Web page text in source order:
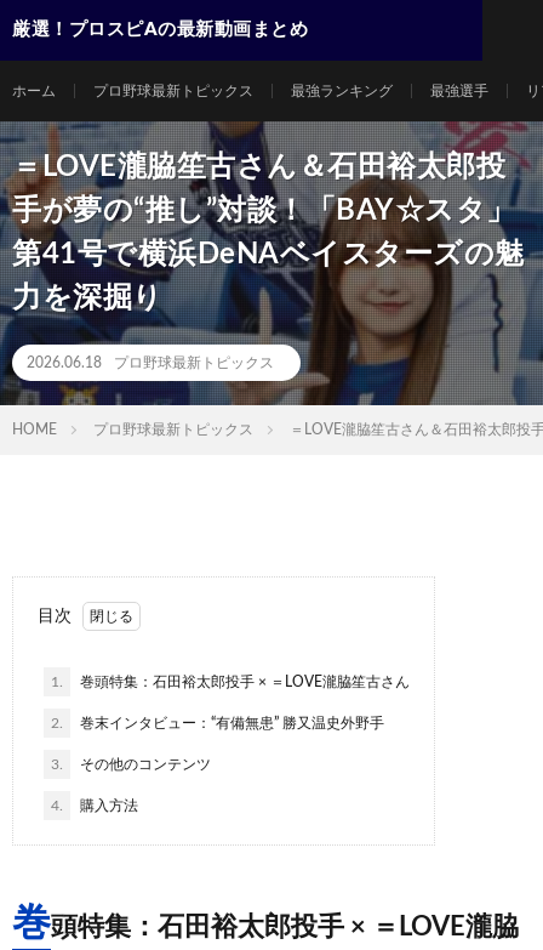
厳選！プロスピAの最新動画まとめ
ホーム プロ野球最新トピックス 最強ランキング 最強選手
＝LOVE瀧脇笙古さん＆石田裕太郎投
手が夢の“推し”対談！「BAY☆スタ」
第41号で横浜DeNAベイスターズの魅
力を深掘り
2026.06.18 プロ野球最新トピックス
HOME プロ野球最新トピックス ＝LOVE瀧脇笙古さん＆石田裕太郎投
目次
1. 巻頭特集：石田裕太郎投手 × ＝LOVE瀧脇笙古さん
2. 巻末インタビュー：“有備無患” 勝又温史外野手
3. その他のコンテンツ
4. 購入方法
巻頭特集：石田裕太郎投手 × ＝LOVE瀧脇